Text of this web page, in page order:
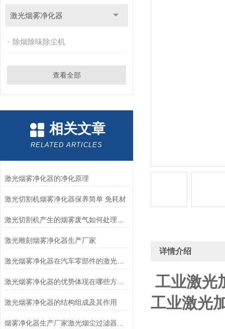
激光烟雾净化器
除烟除味除尘机
查看全部
相关文章
RELATED ARTICLES
激光烟雾净化器的净化原理
激光切割机烟雾净化器保养简单 免耗材
激光雕刻烟雾净化器生产厂家
激光烟雾净化器在汽车零部件的激光加工中的应用
激光烟雾净化器的优势体现在哪些方面？
激光烟雾净化器的结构组成及其作用
详情介绍
工业激光
工业激光